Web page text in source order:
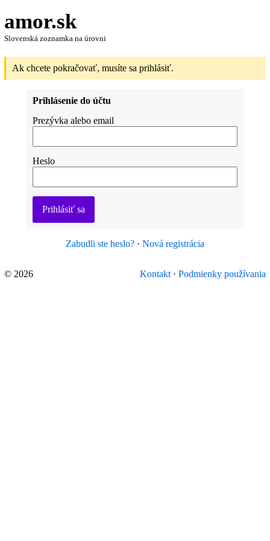
amor.sk
Slovenská zoznamka na úrovni
Ak chcete pokračovať, musíte sa prihlásiť.
Prihlásenie do účtu
Prezývka alebo email
Heslo
Prihlásiť sa
Zabudli ste heslo?· Nová registrácia
© 2026 Kontakt· Podmienky používania